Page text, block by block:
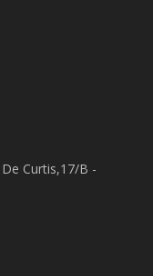
Curtis,17/B -